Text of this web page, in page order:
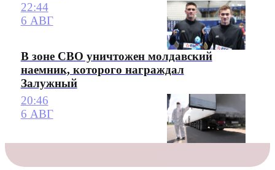
22:44
6 АВГ
В зоне СВО уничтожен молдавский
наемник, которого награждал
Залужный
20:46
6 АВГ